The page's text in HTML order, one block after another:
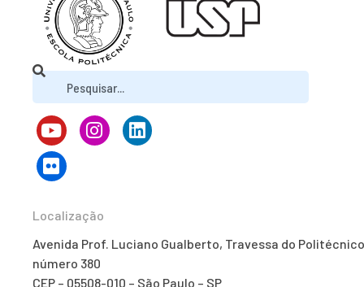
Localização
Avenida Prof. Luciano Gualberto, Travessa do
número 380
CEP – 05508-010 – São Paulo – SP